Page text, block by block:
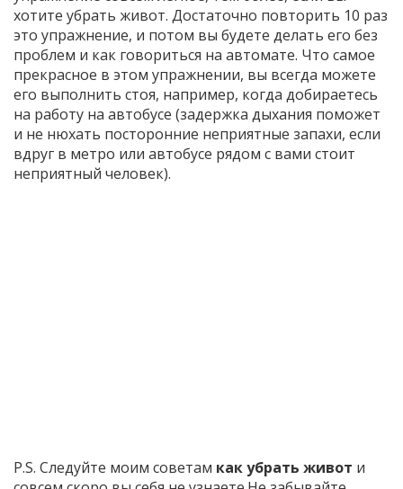
хотите убрать живот. Достаточно повторить 10 раз
это упражнение, и потом вы будете делать его без
проблем и как говориться на автомате. Что самое
прекрасное в этом упражнении, вы всегда можете
его выполнить стоя, например, когда добираетесь
на работу на автобусе (задержка дыхания поможет
и не нюхать посторонние неприятные запахи, если
вдруг в метро или автобусе рядом с вами стоит
неприятный человек).
P.S. Следуйте моим советам как убрать живот и